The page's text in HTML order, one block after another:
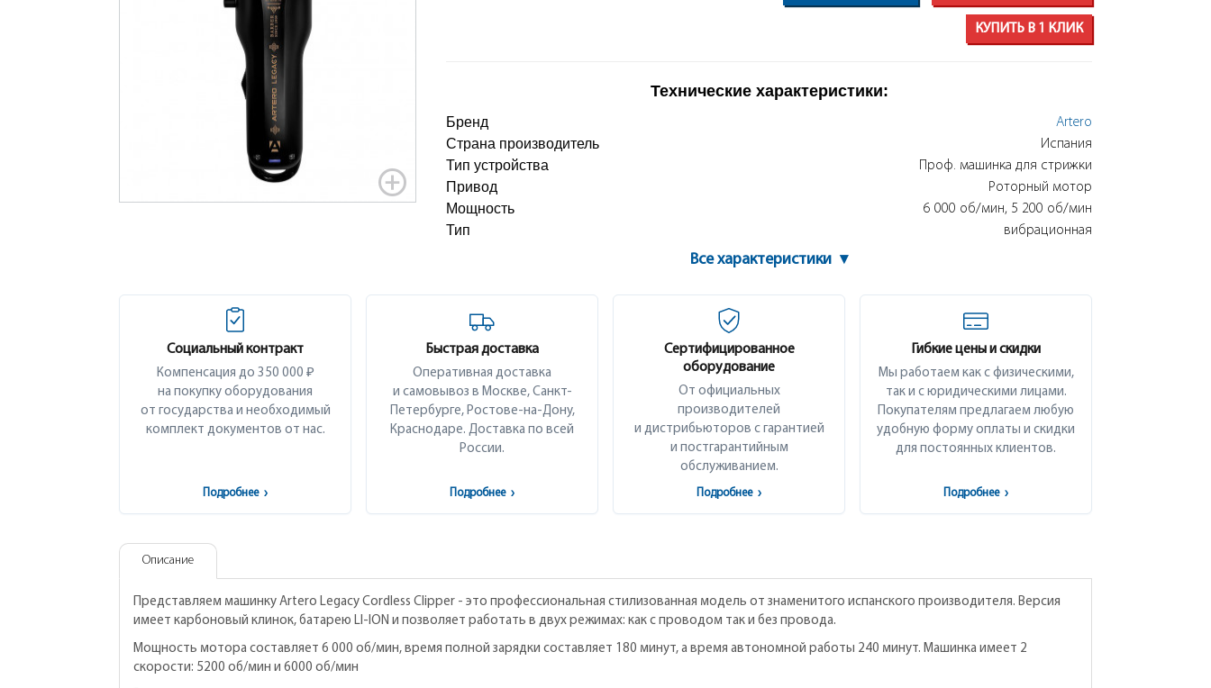
КУПИТЬ В 1 КЛИК
Технические характеристики:
Бренд Artero
Страна производитель Испания
Тип устройства Проф. машинка для стрижки
Привод Роторный мотор
Мощность 6 000 об/мин, 5 200 об/мин
Тип вибрационная
Все характеристики ▾
Социальный контракт
Компенсация до 350 000 ₽
на покупку оборудования
от государства и необходимый
комплект документов от нас.
Подробнее ›
Быстрая доставка
Оперативная доставка
и самовывоз в Москве, Санкт-
Петербурге, Ростове-на-Дону,
Краснодаре. Доставка по всей
России.
Подробнее ›
Сертифицированное
оборудование
От официальных
производителей
и дистрибьюторов с гарантией
и постгарантийным
обслуживанием.
Подробнее ›
Гибкие цены и скидки
Мы работаем как с физическими,
так и с юридическими лицами.
Покупателям предлагаем любую
удобную форму оплаты и скидки
для постоянных клиентов.
Подробнее ›
Описание
Представляем машинку Artero Legacy Cordless Clipper - это профессиональная стилизованная модель от знаменитого испанского производителя. Версия
имеет карбоновый клинок, батарею LI-ION и позволяет работать в двух режимах: как с проводом так и без провода.
Мощность мотора составляет 6 000 об/мин, время полной зарядки составляет 180 минут, а время автономной работы 240 минут. Машинка имеет 2
скорости: 5200 об/мин и 6000 об/мин